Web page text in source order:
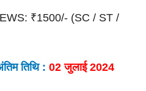
₹1500/- (SC / ST /
तिथि : 02 जुलाई 2024